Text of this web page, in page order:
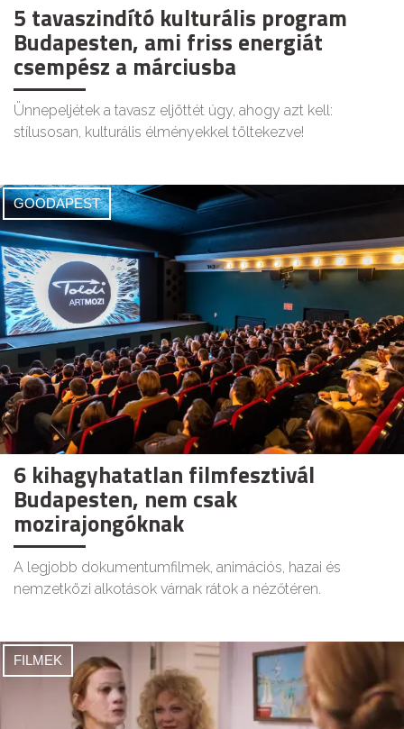
5 tavaszindító kulturális program
Budapesten, ami friss energiát
csempész a márciusba
Ünnepeljétek a tavasz eljöttét úgy, ahogy azt kell:
stílusosan, kulturális élményekkel töltekezve!
GOODAPEST
6 kihagyhatatlan filmfesztivál
Budapesten, nem csak
mozirajongóknak
A legjobb dokumentumfilmek, animációs, hazai és
nemzetközi alkotások várnak rátok a nézőtéren.
FILMEK